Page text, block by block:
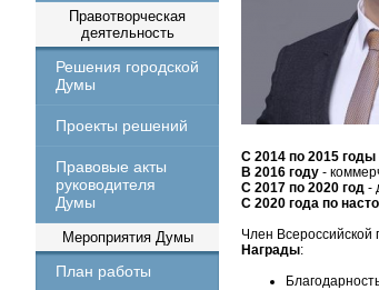
Правотворческая
деятельность
Решения городской
Думы
Проекты решений
Правовые акты
руководителя
Думы
Мероприятия Думы
План работы
С 2014 по 2015 годы
В 2016 году -
С 2017 по 2020 год -
С 2020 года по
Член Всероссийской
Награды: